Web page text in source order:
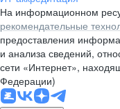
На информационном
рекомендательные
предоставления
и анализа сведений,
сети «Интернет»,
Федерации)